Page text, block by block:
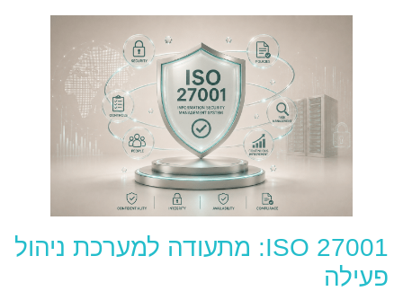
ISO 27001: מתעודה למערכת ניהול
פעילה